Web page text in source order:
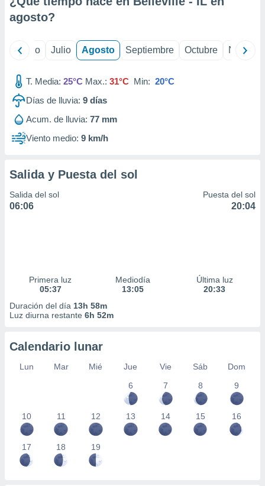
e
publicidad
publicidad
de
agosto?
Junio Julio Agosto Septiembre Octubre
T. Media: 25°C Max.: 31°C Min: 20°C
Días de lluvia: 9 días
Acum. de lluvia: 77 mm
Viento medio: 9 km/h
Salida y Puesta del sol
Salida del sol
06:06
Puesta del sol
20:04
Primera luz
05:37
Mediodía
13:05
Última luz
20:33
Duración del día 13h 58m
Luz diurna restante 6h 52m
Calendario lunar
Lun Mar Mié Jue Vie Sáb
Dom
6
7 8 9
10 11 12 13 14 15 16
17 18 19